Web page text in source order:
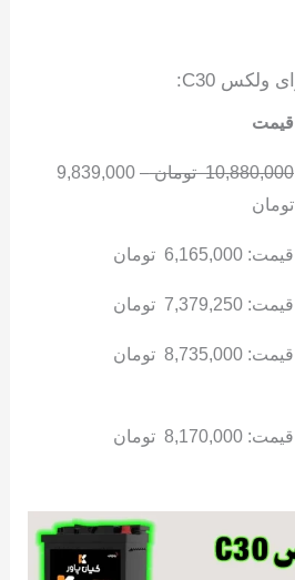
قیمت
10,880,000 تومان –
9,839,000
تومان
قیمت: 6,165,000 تومان
قیمت: 7,379,250 تومان
قیمت: 8,735,000 تومان
قیمت: 8,170,000 تومان